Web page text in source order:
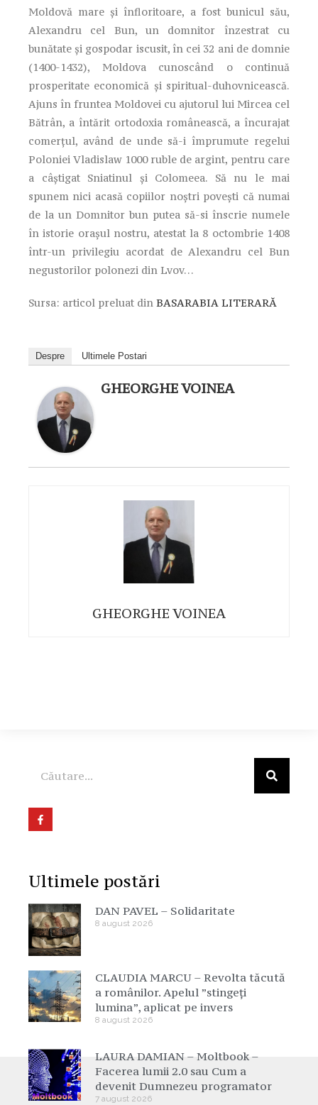
Moldovă mare și înfloritoare, a fost bunicul său,
Alexandru cel Bun, un domnitor înzestrat cu
bunătate și gospodar iscusit, în cei 32 ani de domnie
(1400-1432), Moldova cunoscând o continuă
prosperitate economică și spiritual-duhovnicească.
Ajuns în fruntea Moldovei cu ajutorul lui Mircea cel
Bătrân, a întărit ortodoxia românească, a încurajat
comerțul, având de unde să-i împrumute regelui
Poloniei Vladislaw 1000 ruble de argint, pentru care
a câștigat Sniatinul și Colomeea. Să nu le mai
spunem nici acasă copiilor noștri povești că numai
de la un Domnitor bun putea să-si înscrie numele
în istorie orașul nostru, atestat la 8 octombrie 1408
într-un privilegiu acordat de Alexandru cel Bun
negustorilor polonezi din Lvov…
Sursa: articol preluat din BASARABIA LITERARĂ
Despre Ultimele Postari
GHEORGHE VOINEA
GHEORGHE VOINEA
Ultimele postări
DAN PAVEL – Solidaritate
8 august 2026
CLAUDIA MARCU – Revolta tăcută
a românilor. Apelul ”stingeți
lumina”, aplicat pe invers
8 august 2026
LAURA DAMIAN – Moltbook –
Facerea lumii 2.0 sau Cum a
devenit Dumnezeu programator
7 august 2026